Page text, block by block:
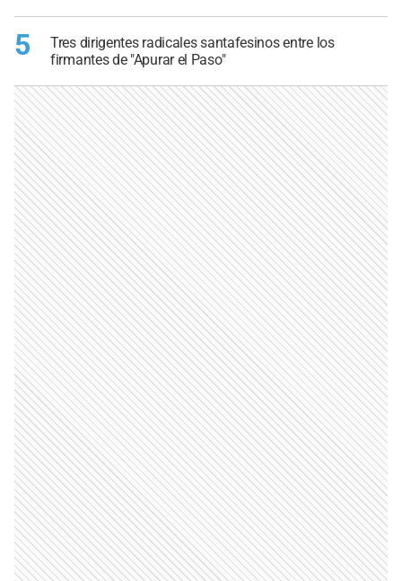
5
Tres dirigentes radicales santafesinos entre los
firmantes de "Apurar el Paso"